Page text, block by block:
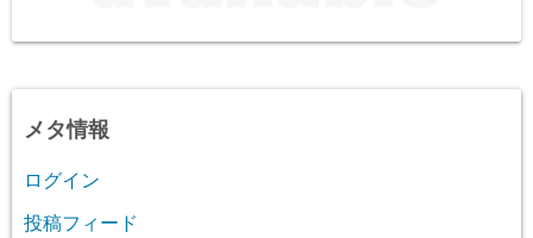
メタ情報
ログイン
投稿フィード